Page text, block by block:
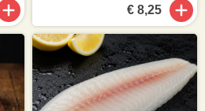
€ 8,25